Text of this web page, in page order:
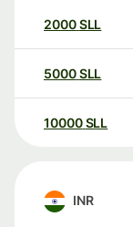
2000SLL
5000SLL
10000 SLL
INR